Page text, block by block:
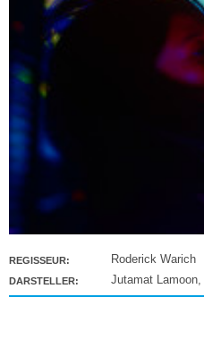
REGISSEUR: Roderick Warich
DARSTELLER: Jutamat Lamoon,